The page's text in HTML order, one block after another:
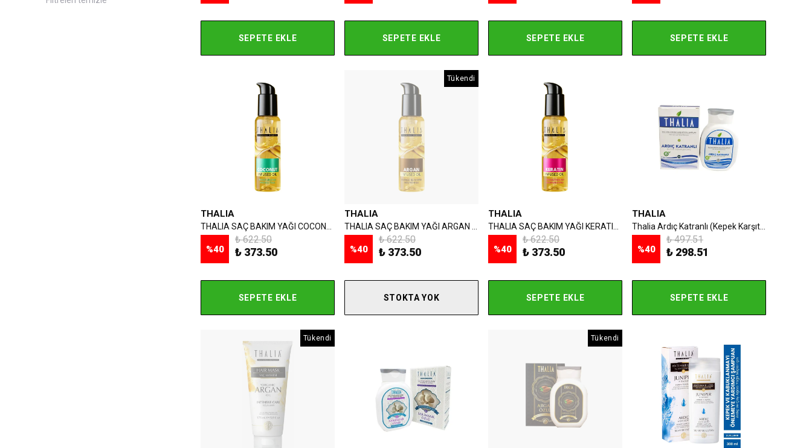
SEPETE EKLE SEPETE EKLE SEPETE EKLE SEPETE EKLE
THALIA
%40
₺ 622.50
₺ 373.50
SEPETE EKLE
Tükendi
THALIA
%40
₺ 622.50
₺ 373.50
STOKTA YOK
THALIA
%40
₺ 622.50
₺ 373.50
SEPETE EKLE
THALIA
%40
₺ 497.51
₺ 298.51
SEPETE EKLE
Tükendi Tükendi